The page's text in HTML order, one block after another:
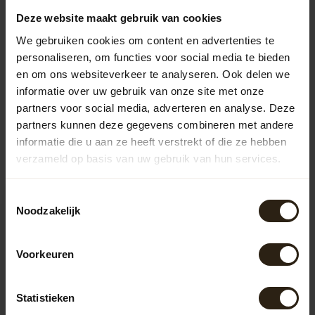
Deze website maakt gebruik van cookies
We gebruiken cookies om content en advertenties te
personaliseren, om functies voor social media te bieden
en om ons websiteverkeer te analyseren. Ook delen we
informatie over uw gebruik van onze site met onze
partners voor social media, adverteren en analyse. Deze
partners kunnen deze gegevens combineren met andere
informatie die u aan ze heeft verstrekt of die ze hebben
verzameld op basis van uw gebruik van hun services.
Noodzakelijk
Voorkeuren
Statistieken
Vragen over dit product?
Neem gerust contact op met onze klantenservice op
info@barrelatelier.nlof038 - 3760185. We helpen je graag!
Recent bekeken